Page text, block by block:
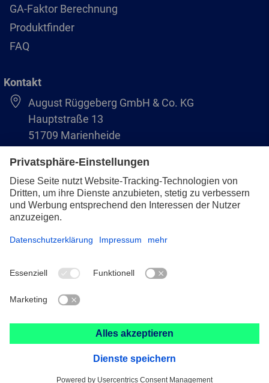
GA-Faktor Berechnung
Produktfinder
FAQ
Kontakt
August Rüggeberg GmbH & Co. KG
Hauptstraße 13
51709 Marienheide
+49 2264 9-0
info@pferd.com
+49 2264 9-400
Datenschutz
AVB
© 2026 August Rüggeberg GmbH & Co. KG